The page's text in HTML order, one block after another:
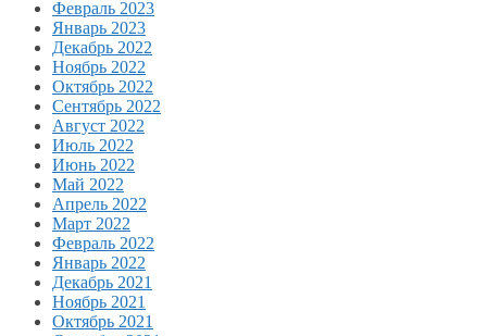
Февраль 2023
Январь 2023
Декабрь 2022
Ноябрь 2022
Октябрь 2022
Сентябрь 2022
Август 2022
Июль 2022
Июнь 2022
Май 2022
Апрель 2022
Март 2022
Февраль 2022
Январь 2022
Декабрь 2021
Ноябрь 2021
Октябрь 2021